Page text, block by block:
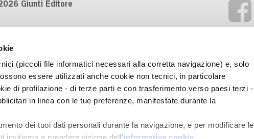
(piccoli file informatici necessari alla corretta navigazione) e, solo
essere utilizzati anche cookie non tecnici, in particolare
di profilazione - di terze parti e con trasferimento verso paesi terzi -
in linea con le tue preferenze, manifestate durante la
dei tuoi dati personali durante la navigazione, e per modificare le
Giunti Editore
d'iscrizione al Registro
di Milano REA 1327444
sulla privacy